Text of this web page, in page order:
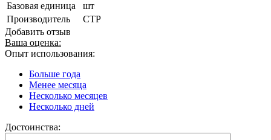
Базовая единица
шт
Производитель
CTP
Добавить отзыв
Ваша оценка:
Опыт использования:
Больше года
Менее месяца
Несколько месяцев
Несколько дней
Достоинства: